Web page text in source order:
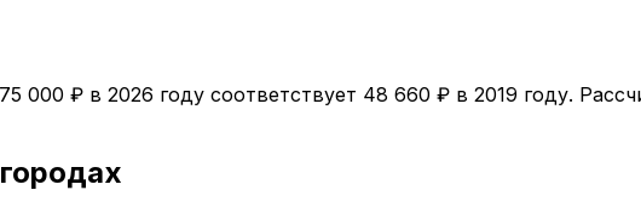
75 000 ₽ в 2026 году соответствует 48 660 ₽ в 2019 году.